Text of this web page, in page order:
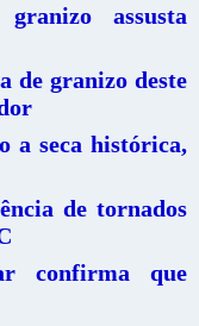
assusta
de granizo deste
a seca histórica,
de tornados
confirma que